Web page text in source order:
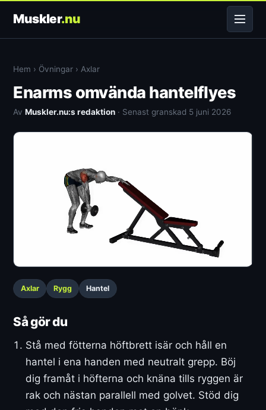
Muskler.nu
Hem › Övningar › Axlar
Enarms omvända hantelflyes
AvMuskler.nu:s redaktion · Senast granskad 5 juni 2026
Axlar Rygg Hantel
Så gör du
Stå med fötterna höftbrett isär och håll en
hantel i ena handen med neutralt grepp. Böj
dig framåt i höfterna och knäna tills ryggen är
rak och nästan parallell med golvet. Stöd dig